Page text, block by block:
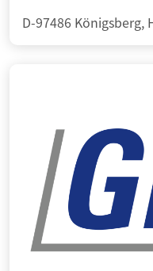
D-97486 Königsberg,